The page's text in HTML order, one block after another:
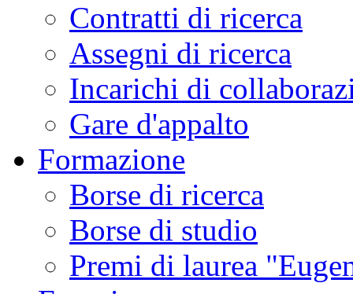
Contratti di ricerca
Assegni di ricerca
Incarichi di
Gare d'appalto
Formazione
Borse di ricerca
Borse di studio
Premi di laurea